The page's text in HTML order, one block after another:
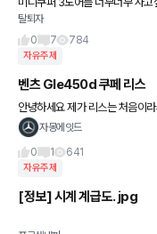
오래 탈꺼에요... 조언 부탁드립니
탈퇴자
0
7 784
자유주제
벤츠 Gle450d 쿠페 리스
안녕하세요 제가 리스는 처음이라서 글 남겨봅니다 벤츠 GLE450d 쿠페 차량을 리스로
구매를 하였습니다 그릴을 세로
자몽에잇드
0
1 641
자유주제
[정보] 시계 계급도. jpg